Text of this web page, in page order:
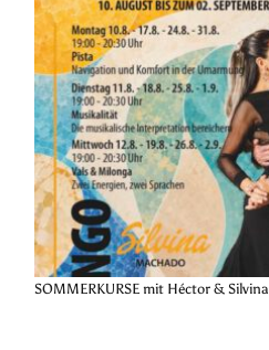
SOMMERKURSE mit Héctor & Silvina